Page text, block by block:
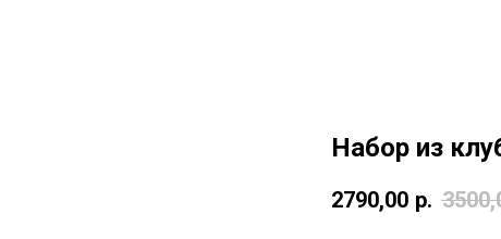
Набор из
2790,00 р.